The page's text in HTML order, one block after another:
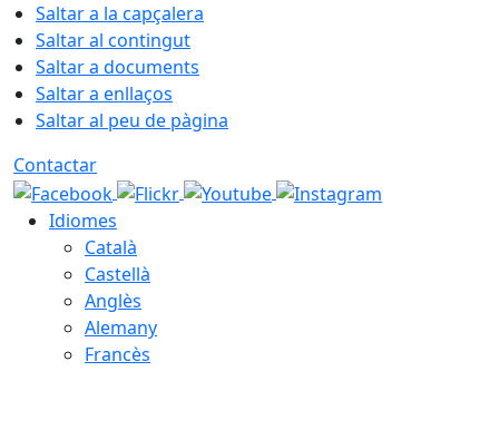
Saltar a la capçalera
Saltar al contingut
Saltar a documents
Saltar a enllaços
Saltar al peu de pàgina
Contactar
Idiomes
Català
Castellà
Anglès
Alemany
Francès